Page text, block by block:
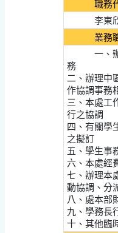
職務
李東
業務
一、
務
二、辦理中
作協調事務
三、本處工
行之協調
四、有關學
之擬訂
五、學生事
六、本處經
七、辦理本
動協調、分
八、處本部
九、學務長
十、其他臨